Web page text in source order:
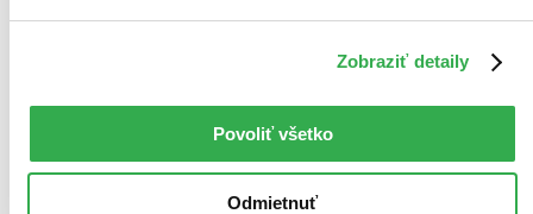
Zobraziť detaily
Povoliť všetko
Odmietnuť